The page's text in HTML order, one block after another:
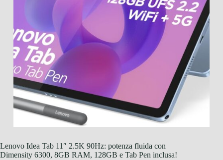
Lenovo Idea Tab 11″ 2.5K 90Hz: potenza fluida con
Dimensity 6300, 8GB RAM, 128GB e Tab Pen inclusa!